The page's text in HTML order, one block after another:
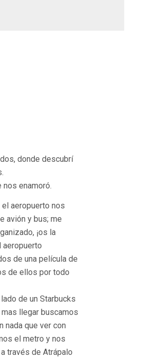
donde descubrí
enamoró.
el aeropuerto nos
avión y bus; me
¡os la
aeropuerto
de una película de
de ellos por todo
de un Starbucks
llegar buscamos
nada que ver con
el metro y nos
través de Atrápalo